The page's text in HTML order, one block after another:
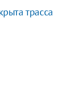
трасса